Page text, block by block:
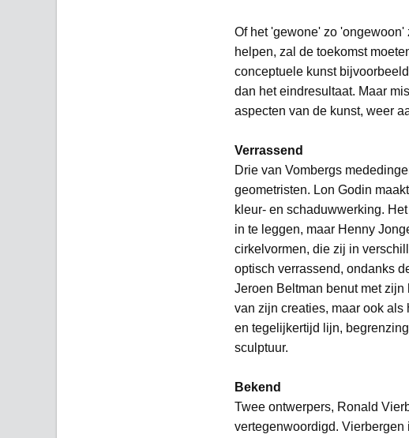
Of het 'gewone' zo
helpen, zal de toekomst
conceptuele kunst
dan het eindresultaat. Maar
aspecten van de kunst, weer
Verrassend
Drie van Vombergs
geometristen. Lon Godin
kleur- en schaduwwerking.
in te leggen, maar Henny
cirkelvormen, die zij in
optisch verrassend, ondanks
Jeroen Beltman benut met
van zijn creaties, maar ook
en tegelijkertijd lijn,
sculptuur.
Bekend
Twee ontwerpers, Ronald
vertegenwoordigd.